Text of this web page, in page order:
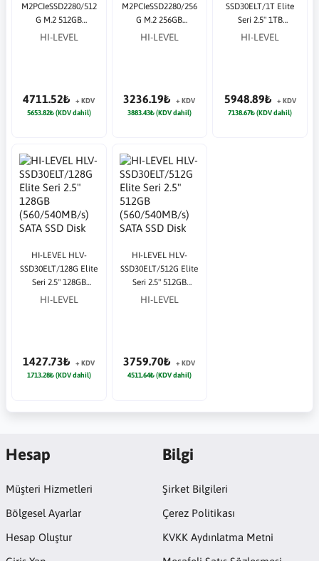
M2PCIeSSD2280/512
G M.2 512GB
(3300/3100MBs) PCIe
HI-LEVEL
4711.52₺
+ KDV
5653.82₺ (KDV dahil)
M2PCIeSSD2280/256
G M.2 256GB
(3300/1200MBs) PCIe
HI-LEVEL
3236.19₺
+ KDV
3883.43₺ (KDV dahil)
SSD30ELT/1T Elite
Seri 2.5" 1TB
(560/540MB/s) SATA
HI-LEVEL
5948.89₺
+ KDV
7138.67₺ (KDV dahil)
HI-LEVEL HLV-
SSD30ELT/128G Elite
Seri 2.5" 128GB
(560/540MB/s) SATA
HI-LEVEL
1427.73₺
+ KDV
1713.28₺ (KDV dahil)
HI-LEVEL HLV-
SSD30ELT/512G Elite
Seri 2.5" 512GB
(560/540MB/s) SATA
HI-LEVEL
3759.70₺
+ KDV
4511.64₺ (KDV dahil)
Hesap
Müşteri Hizmetleri
Bölgesel Ayarlar
Hesap Oluştur
Bilgi
Şirket Bilgileri
Çerez Politikası
KVKK Aydınlatma Metni